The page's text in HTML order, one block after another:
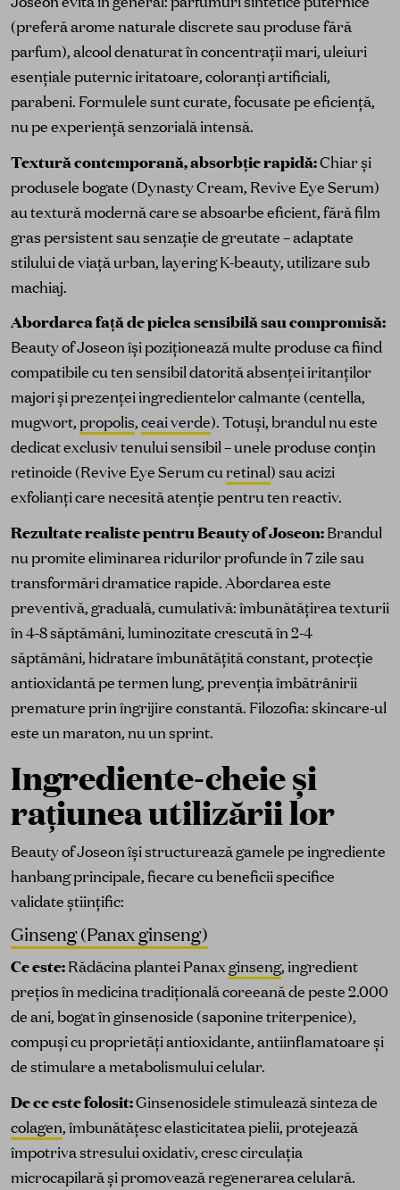
(preferă arome naturale discrete sau produse fără
parfum), alcool denaturat în concentrații mari, uleiuri
esențiale puternic iritatoare, coloranți artificiali,
parabeni. Formulele sunt curate, focusate pe eficiență,
nu pe experiență senzorială intensă.
Textură contemporană, absorbție rapidă:Chiar și
produsele bogate (Dynasty Cream, Revive Eye Serum)
au textură modernă care se absoarbe eficient, fără film
gras persistent sau senzație de greutate – adaptate
stilului de viață urban, layering K-beauty, utilizare sub
machiaj.
Abordarea față de pielea sensibilă sau compromisă:
Beauty of Joseon își poziționează multe produse ca fiind
compatibile cu ten sensibil datorită absenței iritanților
majori și prezenței ingredientelor calmante (centella,
mugwort, propolis,ceai verde). Totuși, brandul nu este
dedicat exclusiv tenului sensibil – unele produse conțin
retinoide (Revive Eye Serum curetinal) sau acizi
exfolianți care necesită atenție pentru ten reactiv.
Rezultate realiste pentru Beauty of Joseon:Brandul
nu promite eliminarea ridurilor profunde în 7 zile sau
transformări dramatice rapide. Abordarea este
preventivă, graduală, cumulativă: îmbunătățirea texturii
în 4-8 săptămâni, luminozitate crescută în 2-4
săptămâni, hidratare îmbunătățită constant, protecție
antioxidantă pe termen lung, prevenția îmbătrânirii
premature prin îngrijire constantă. Filozofia: skincare-ul
este un maraton, nu un sprint.
Ingrediente-cheie și
rațiunea utilizării lor
Beauty of Joseon își structurează gamele pe ingrediente
hanbang principale, fiecare cu beneficii specifice
validate științific:
Ginseng (Panax ginseng)
Ce este:Rădăcina plantei Panaxginseng, ingredient
prețios în medicina tradițională coreeană de peste 2.000
de ani, bogat în ginsenoside (saponine triterpenice),
compuși cu proprietăți antioxidante, antiinflamatoare și
de stimulare a metabolismului celular.
De ce este folosit:Ginsenosidele stimulează sinteza de
colagen, îmbunătățesc elasticitatea pielii, protejează
împotriva stresului oxidativ, cresc circulația
microcapilară și promovează regenerarea celulară.